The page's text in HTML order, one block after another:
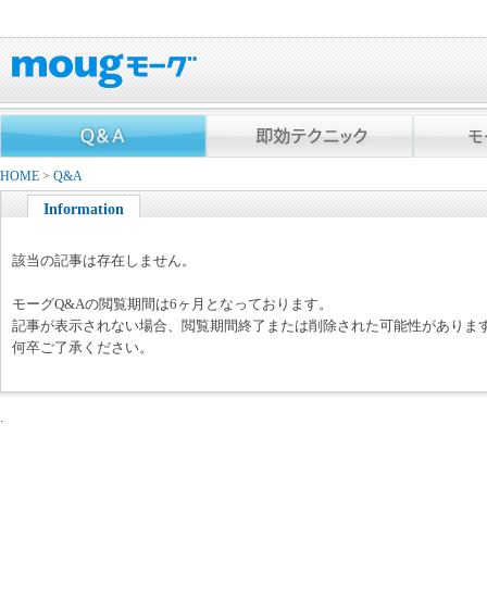
HOME > Q&A
Information
該当の記事は存在しません。
モーグQ&Aの閲覧期間は6ヶ月となっております。
記事が表示されない場合、閲覧期間終了または削除された可能性がありま
何卒ご了承ください。